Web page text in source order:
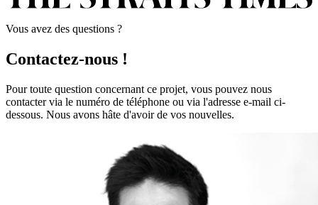
Vous avez des questions ?
Contactez-nous !
Pour toute question concernant ce projet, vous pouvez nous
contacter via le numéro de téléphone ou via l'adresse e-mail ci-
dessous. Nous avons hâte d'avoir de vos nouvelles.